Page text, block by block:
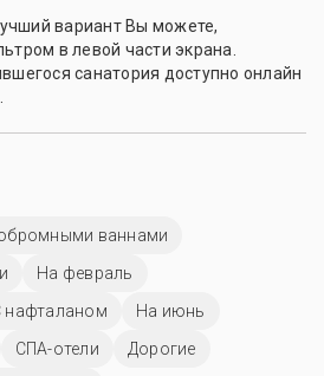
вариант Вы можете,
в левой части экрана.
санатория доступно онлайн
ваннами
На февраль
нафталаном
На июнь
СПА-отели
Дорогие